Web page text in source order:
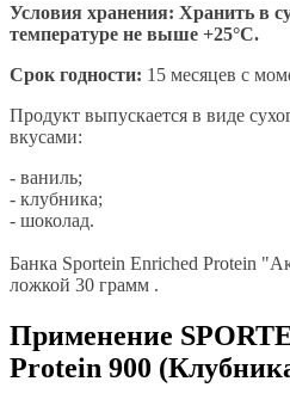
Условия хранения: Хранить в
температуре не выше +25°С.
Срок годности: 15 месяцев с
Продукт выпускается в виде
вкусами:
- ваниль;
- клубника;
- шоколад.
Банка Sportein Enriched Protein
ложкой 30 грамм .
Применение
Protein 900